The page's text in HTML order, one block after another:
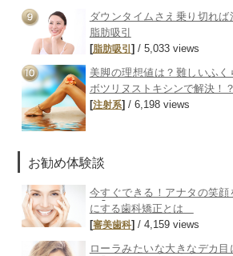
ダウンタイムさえ乗り切れば
脂肪吸引
[脂肪吸引 ] / 5,033 views
美脚の理想値は？難しいふく
ボツリヌストキシンで解決！？
[注射系] / 6,198 views
お勧め体験談
今すぐできる！アナタの笑顔
にする歯科矯正とは
[審美歯科]/ 4,159 views
ローラみたいな大きなデカ目